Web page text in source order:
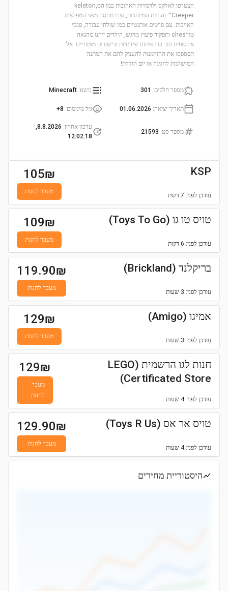
הצטרפו לאלקס ולדמויות האהובות כמו הסkeleton,
Creeper™ והחיות המיוחדות, וצרו מחסה מפני המפלצות
האויבות. עם פרטים אותנטיים כמו שולחן עבודה, פנסי
טורches ותפקוד פיצוץ מרגש, הילדים ייהנו מהנאה
אינסופית תוך כדי פיתוח יצירתיות וכישורים מוטוריים. אל
תפספסו את ההזדמנות להעניק להם את המתנה
המושלמת לחגיגה או יום הולדת!
מספר חלקים:
301 נושא:
Minecraft
תאריך יציאה:
01.06.2026 גיל מינימום:
8+
מספר סט:
21593
עדכון אחרון:
8.8.2026,
12:02:18
KSP
עודכן לפני: 7 דקות
105₪
מעבר לחנות
טויס טו גו (Toys To Go)
עודכן לפני: 6 דקות
109₪
מעבר לחנות
בריקלנד (Brickland)
עודכן לפני: 3 שעות
119.90₪
מעבר לחנות
אמיגו (Amigo)
עודכן לפני: 3 שעות
129₪
מעבר לחנות
חנות לגו הרשמית (LEGO
Certificated Store)
עודכן לפני: 4 שעות
129₪
מעבר
לחנות
טויס אר אס (Toys R Us)
עודכן לפני: 4 שעות
129.90₪
מעבר לחנות
היסטוריית מחירים